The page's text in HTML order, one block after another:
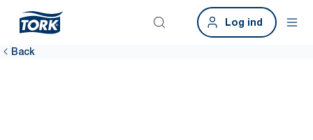
Log ind
Back